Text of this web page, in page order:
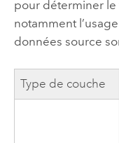
pour déterminer le
notamment
données source
Type de couche